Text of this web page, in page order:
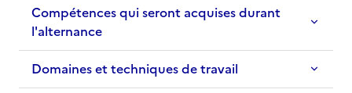
Compétences qui seront acquises durant
l'alternance
Domaines et techniques de travail